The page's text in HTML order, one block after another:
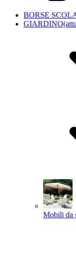
BORSE
GIARDINO
Mobili da